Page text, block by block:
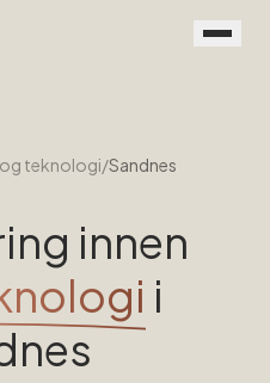
en prat
og teknologi/Sandnes
innen
i